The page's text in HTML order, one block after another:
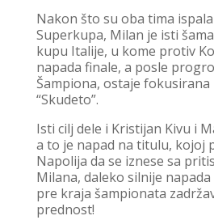
Nakon što su oba tima
Superkupa, Milan je isti
kupu Italije, u kome protiv
napada finale, a posle
Šampiona, ostaje fokusirana
“Skudeto”.
Isti cilj dele i Kristijan Kivu i
a to je napad na titulu, kojoj
Napolija da se iznese sa
Milana, daleko silnije
pre kraja šampionata
prednost!